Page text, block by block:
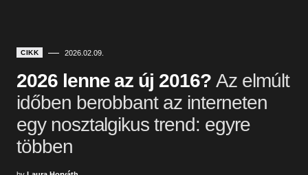
CIKK 2026.02.09.
2026 lenne az új 2016? Az elmúlt
időben berobbant az interneten
egy nosztalgikus trend: egyre
többen